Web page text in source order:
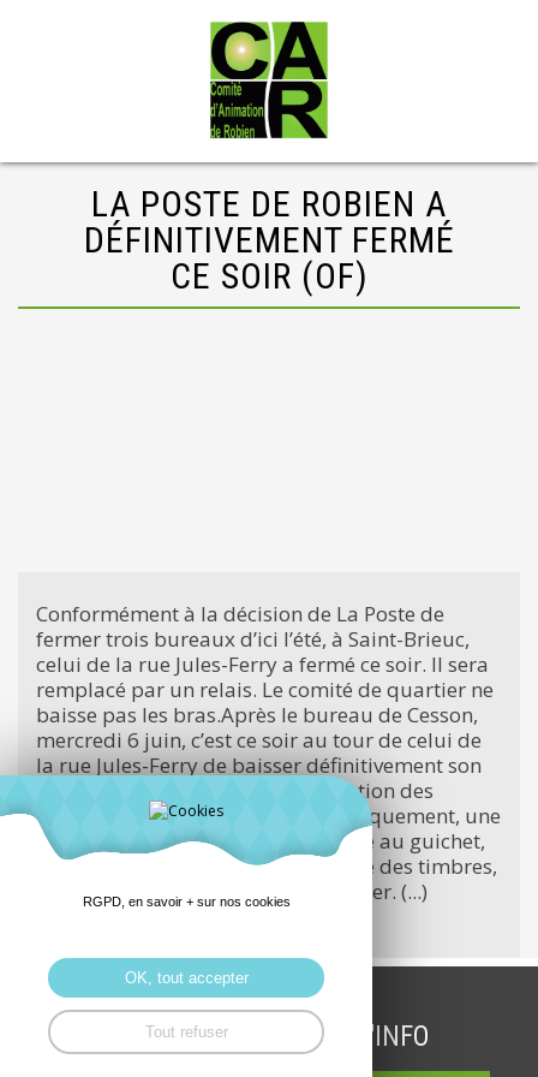
LA POSTE DE ROBIEN A
DÉFINITIVEMENT FERMÉ
CE SOIR (OF)
Conformément à la décision de La Poste de
fermer trois bureaux d’ici l’été, à Saint-Brieuc,
celui de la rue Jules-Ferry a fermé ce soir. Il sera
remplacé par un relais. Le comité de quartier ne
baisse pas les bras.Après le bureau de Cesson,
mercredi 6 juin, c’est ce soir au tour de celui de
la rue Jules-Ferry de baisser définitivement son
rideau, malgré une forte mobilisation des
habitants depuis six mois. Symboliquement, une
vingtaine de personnes s’est rendue au guichet,
vers 16 h. Les habitants y ont acheté des timbres,
qu’ils ont fait dédicacer par le postier. (...)
INSCRIPTION LETTRE D'INFO
RGPD, en savoir + sur nos cookies
OK, tout accepter
Tout refuser